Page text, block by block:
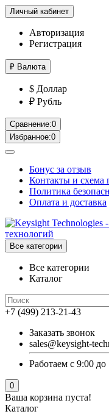
Личный кабинет
Авторизация
Регистрация
₽ Валюта
$ Доллар
₽ Рубль
Сравнение:0
Избранное:0
Бонус за отзыв
Контакты и схема
Политика
Оплата и доставка
Все категории
Все категории
Каталог
+7 (499) 213-21-43
Заказать звонок
sales@keysight-
Работаем с 9:00
0
Ваша корзина пуста!
Каталог